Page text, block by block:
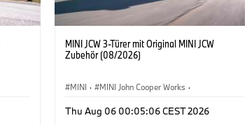
MINI JCW 3-Türer mit Original MINI JCW
Zubehör (08/2026)
MINI · MINI John Cooper Works ·
Sonderausstattungen, Zubehör
Thu Aug 06 00:05:06 CEST 2026